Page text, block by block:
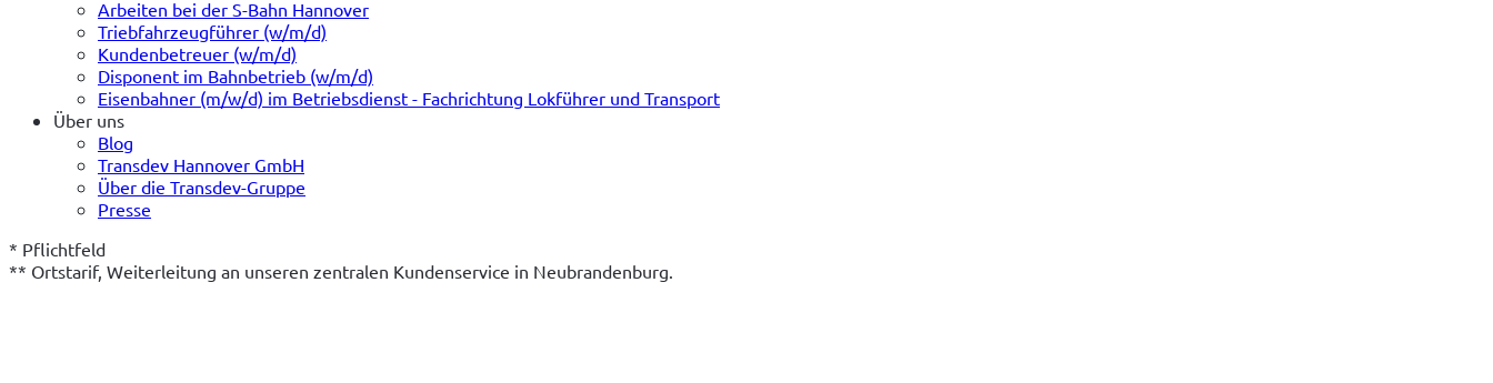
Arbeiten bei der S-Bahn Hannover
Triebfahrzeugführer (w/m/d)
Kundenbetreuer (w/m/d)
Disponent im Bahnbetrieb (w/m/d)
Eisenbahner (m/w/d) im Betriebsdienst - Fachrichtung Lokführer und Transport
Über uns
Blog
Transdev Hannover GmbH
Über die Transdev-Gruppe
Presse
* Pflichtfeld
** Ortstarif, Weiterleitung an unseren zentralen Kundenservice in Neubrandenburg.